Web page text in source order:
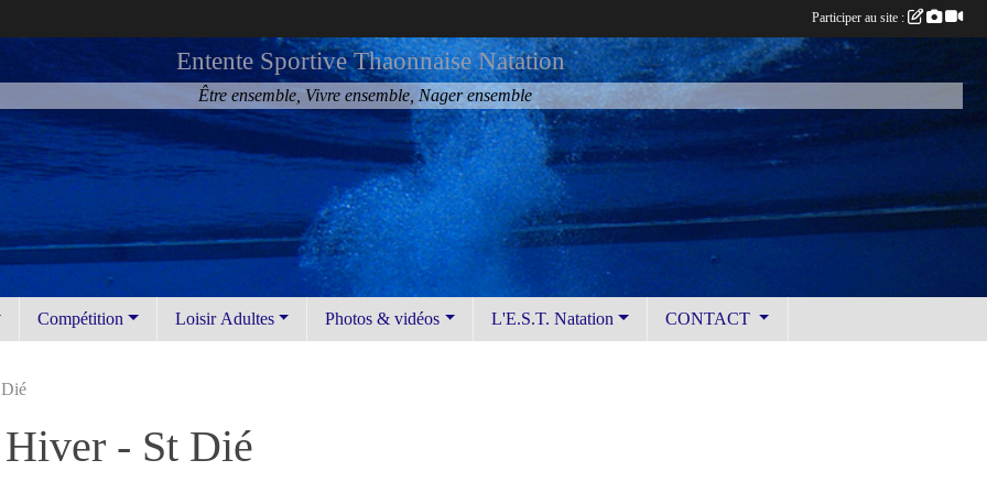
Entente Sportive Thaonnaise Natation
Être ensemble, Vivre ensemble, Nager ensemble
Compétition Loisir Adultes Photos & vidéos L'E.S.T. Natation CONTACT
Hiver - St Dié
Participer au site :